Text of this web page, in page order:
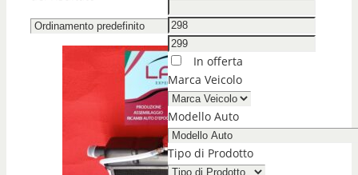
In offerta
Marca Veicolo
Modello Auto
Tipo di Prodotto